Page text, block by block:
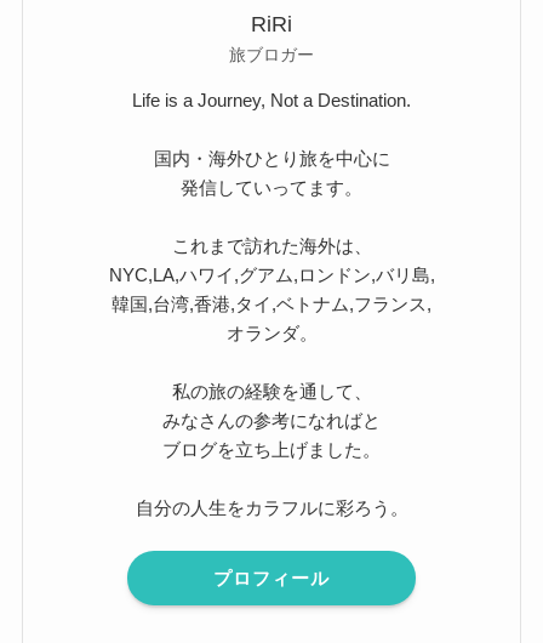
RiRi
旅ブロガー
Life is a Journey, Not a Destination.
国内・海外ひとり旅を中心に
発信していってます。
これまで訪れた海外は、
NYC,LA,ハワイ,グアム,ロンドン,バリ島,
韓国,台湾,香港,タイ,ベトナム,フランス,
オランダ。
私の旅の経験を通して、
みなさんの参考になればと
ブログを立ち上げました。
自分の人生をカラフルに彩ろう。
プロフィール